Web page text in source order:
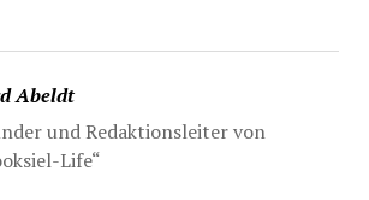
Abeldt
und Redaktionsleiter von
Life“